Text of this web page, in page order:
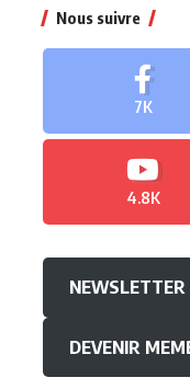
Nous suivre
7K
4.8K
DEVENIR